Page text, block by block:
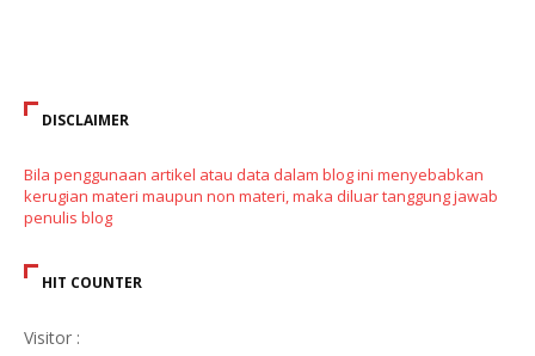
DISCLAIMER
Bila penggunaan artikel atau data dalam blog ini menyebabkan
kerugian materi maupun non materi, maka diluar tanggung jawab
penulis blog
HIT COUNTER
Visitor :